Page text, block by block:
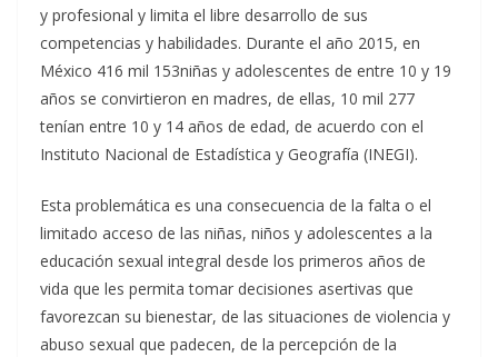
y profesional y limita el libre desarrollo de sus
competencias y habilidades. Durante el año 2015, en
México 416 mil 153niñas y adolescentes de entre 10 y 19
años se convirtieron en madres, de ellas, 10 mil 277
tenían entre 10 y 14 años de edad, de acuerdo con el
Instituto Nacional de Estadística y Geografía (INEGI).
Esta problemática es una consecuencia de la falta o el
limitado acceso de las niñas, niños y adolescentes a la
educación sexual integral desde los primeros años de
vida que les permita tomar decisiones asertivas que
favorezcan su bienestar, de las situaciones de violencia y
abuso sexual que padecen, de la percepción de la